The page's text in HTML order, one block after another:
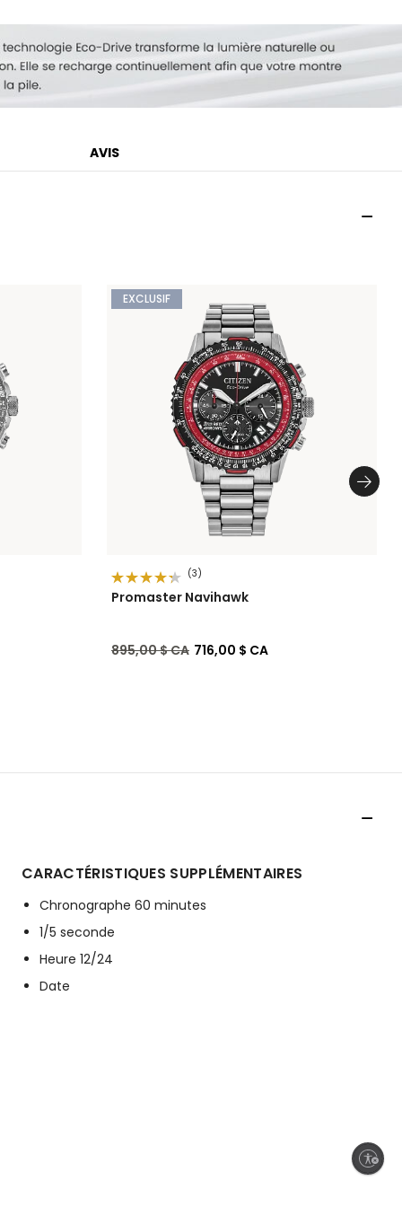
AVIS
EXCLUSIF
(3)
Promaster Navihawk
Prix réduit de
895,00 $ CAà716,00 $ CA
CARACTÉRISTIQUES SUPPLÉMENTAIRES
Chronographe 60 minutes
1/5 seconde
Heure 12/24
Date